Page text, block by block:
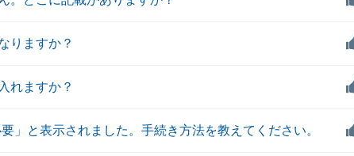
りますか？
れますか？
」と表示されました。手続き方法を教えてください。